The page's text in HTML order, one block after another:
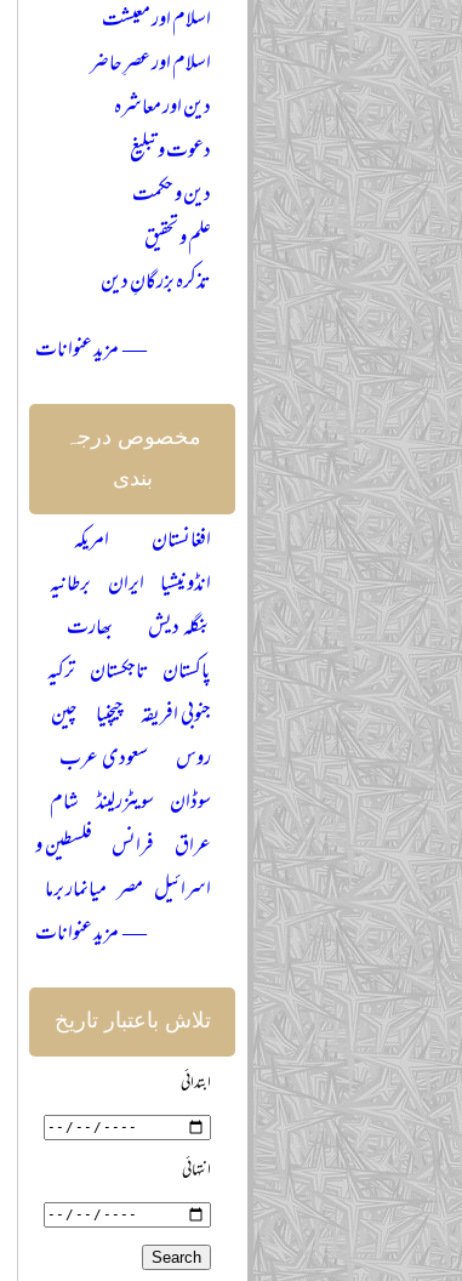
اسلام اور معیشت
اسلام اور عصرِ حاضر
دین اور معاشرہ
دعوت و تبلیغ
دین و حکمت
علم و تحقیق
تذکرہ بزرگانِ دین
— مزید عنوانات
مخصوص درجہ
بندی
افغانستان
امریکہ
انڈونیشیا ایران برطانیہ
بنگلہ دیش
بھارت
پاکستان تاجکستان ترکیہ
جنوبی افریقہ چیچنیا چین
روس
سعودی عرب
سوڈان سویٹزرلینڈ شام
عراق فرانس فلسطین و
اسرائیل مصر میانمار برما
— مزید عنوانات
تلاش باعتبار تاریخ
ابتدائی
انتہائی